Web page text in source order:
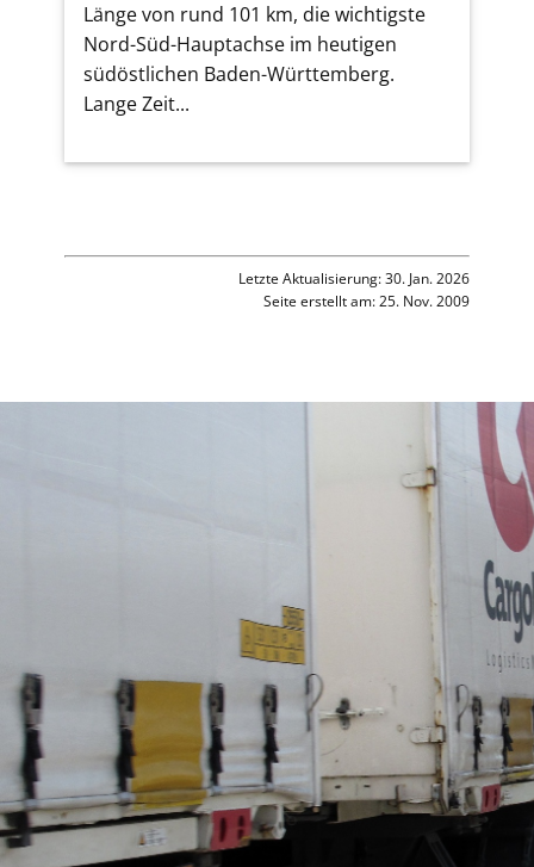
Länge von rund 101 km, die wichtigste
Nord-Süd-Hauptachse im heutigen
südöstlichen Baden-Württemberg.
Lange Zeit...
Letzte Aktualisierung: 30. Jan. 2026
Seite erstellt am: 25. Nov. 2009